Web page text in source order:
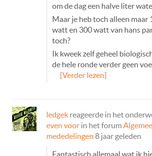
om de dag een halve liter
Maar je heb toch alleen maar
watt en 300 watt van hans
toch?
Ik kweek zelf geheel
de hele ronde verder geen
[Verder lezen]
ledgek reageerde in het
even voor in het forum
mededelingen 8 jaar geleden
Fantastisch allemaal wat ik